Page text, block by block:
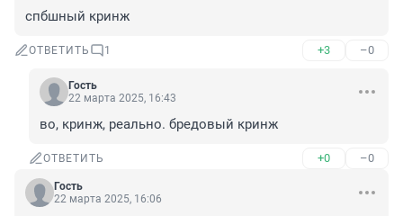
спбшный кринж
ОТВЕТИТЬ 1 +3 –0
Гость
22 марта 2025, 16:43
во, кринж, реально. бредовый кринж
ОТВЕТИТЬ +0 –0
Гость
22 марта 2025, 16:06